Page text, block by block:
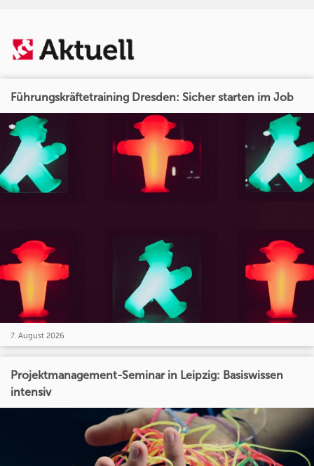
Führungskräftetraining Dresden: Sicher starten im Job
7. August 2026
Projektmanagement-Seminar in Leipzig: Basiswissen
intensiv